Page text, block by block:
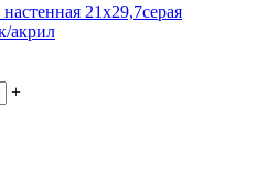
21х29,7серая
акрил
+